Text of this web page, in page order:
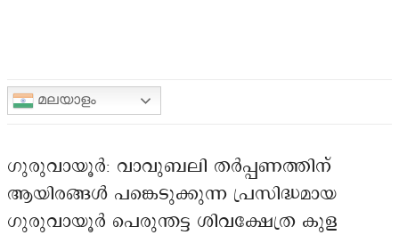
മലയാളം
ഗുരുവായൂർ: വാവുബലി തർപ്പണത്തിന്
ആയിരങ്ങൾ പങ്കെടുക്കുന്ന പ്രസിദ്ധമായ
ഗുരുവായൂർ പെരുന്തട്ട ശിവക്ഷേത്ര കുള